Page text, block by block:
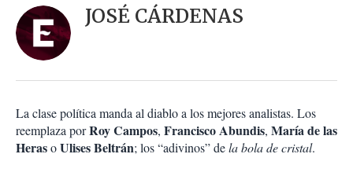
n
e
s
o
m
p
a
r
JOSÉ CÁRDENAS
La clase política manda al diablo a los mejores analistas. Los
reemplaza porRoy Campos, Francisco Abundis, María de las
HerasoUlises Beltrán; los “adivinos” dela bola de cristal.